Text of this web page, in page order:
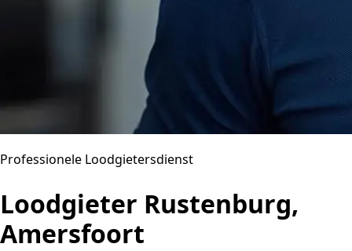
Professionele Loodgietersdienst
Loodgieter Rustenburg,
Amersfoort